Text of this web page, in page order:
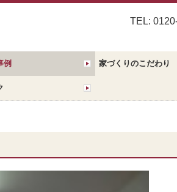
TEL:
例
に建つ家 優秀賞受賞
のモデル 敢闘賞受賞
に建つ家
に建つ家
家づくりのこだわり